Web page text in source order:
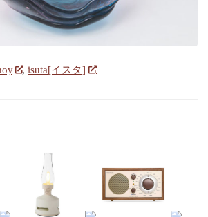
,isuta[イスタ]